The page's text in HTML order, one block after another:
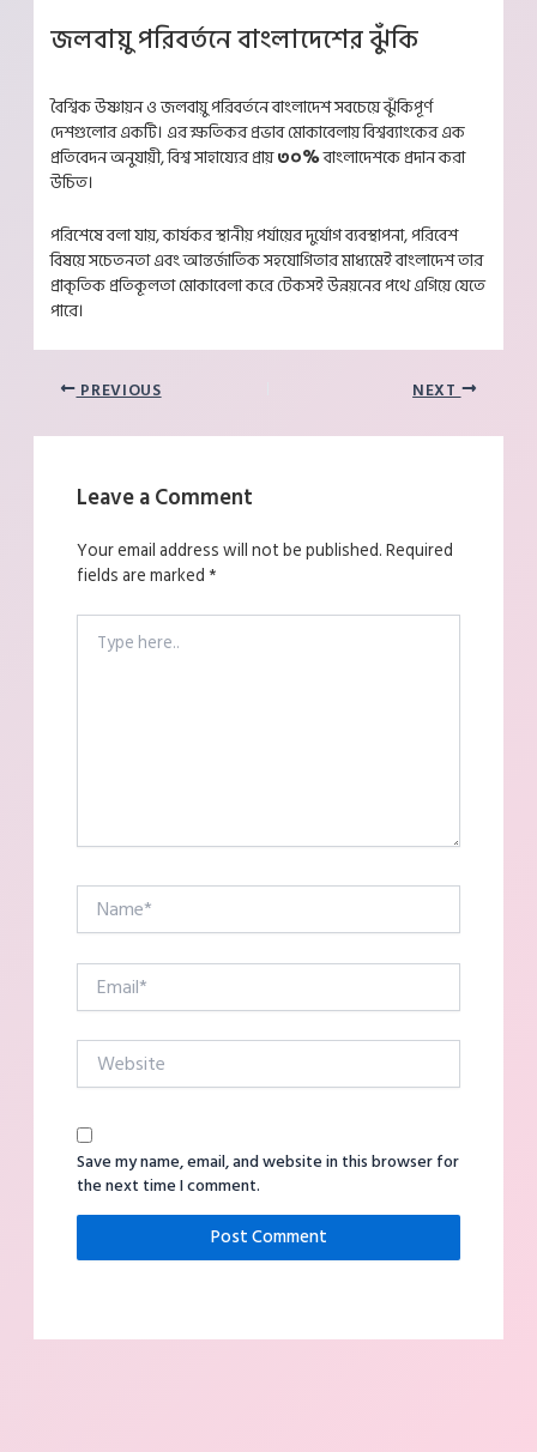
জলবায়ু পরিবর্তনে বাংলাদেশের ঝুঁকি
বৈশ্বিক উষ্ণায়ন ও জলবায়ু পরিবর্তনে বাংলাদেশ সবচেয়ে ঝুঁকিপূর্ণ
দেশগুলোর একটি। এর ক্ষতিকর প্রভাব মোকাবেলায় বিশ্বব্যাংকের এক
প্রতিবেদন অনুযায়ী, বিশ্ব সাহায্যের প্রায়৩০%বাংলাদেশকে প্রদান করা
উচিত।
পরিশেষে বলা যায়, কার্যকর স্থানীয় পর্যায়ের দুর্যোগ ব্যবস্থাপনা, পরিবেশ
বিষয়ে সচেতনতা এবং আন্তর্জাতিক সহযোগিতার মাধ্যমেই বাংলাদেশ তার
প্রাকৃতিক প্রতিকূলতা মোকাবেলা করে টেকসই উন্নয়নের পথে এগিয়ে যেতে
পারে।
PREVIOUS NEXT
Leave a Comment
Your email address will not be published.Required
fields are marked *
Type
here..
Name*
Email*
Website
Save my name, email, and website in this browser for
the next time I comment.